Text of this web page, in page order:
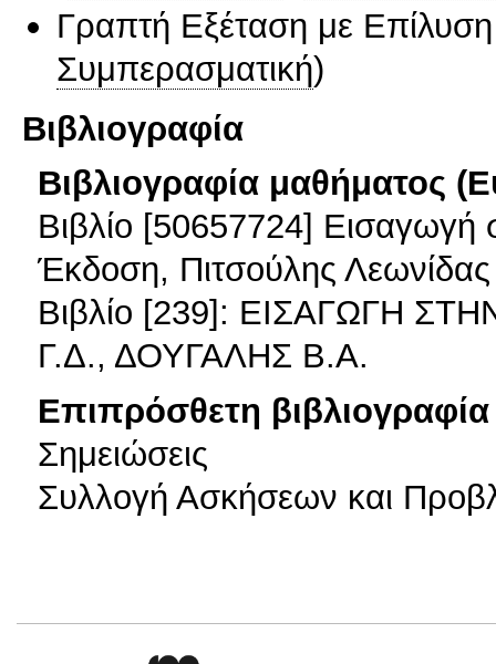
Γραπτή Εξέταση με
Συμπερασματική)
Βιβλιογραφία
Βιβλιογραφία μαθήματος
Βιβλίο [50657724] Εισαγωγή
Έκδοση, Πιτσούλης Λεωνίδας
Βιβλίο [239]: ΕΙΣΑΓΩΓΗ
Γ.Δ., ΔΟΥΓΑΛΗΣ Β.Α.
Επιπρόσθετη βιβλιογραφία
Σημειώσεις
Συλλογή Ασκήσεων και